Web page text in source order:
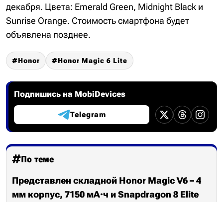
декабря. Цвета: Emerald Green, Midnight Black и
Sunrise Orange. Стоимость смартфона будет
объявлена позднее.
Honor Honor Magic 6 Lite
Подпишись на MobiDevices
Telegram
По теме
Представлен складной Honor Magic V6 – 4
мм корпус, 7150 мА·ч и Snapdragon 8 Elite